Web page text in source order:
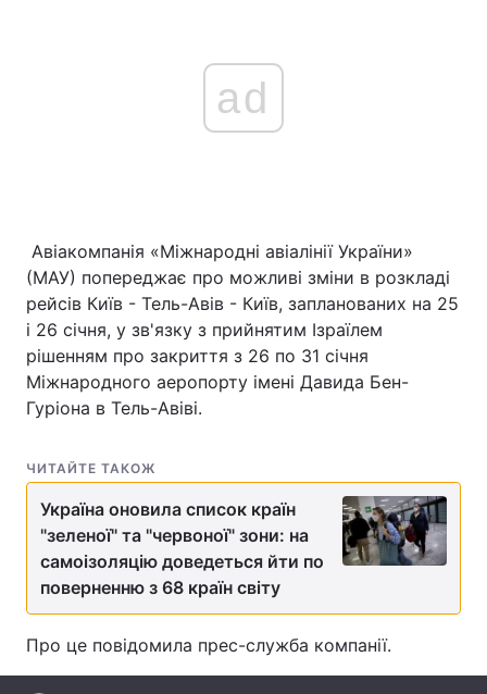
Україна Політика
Економіка
Спорт Наука
Техно і зв'язок
Зброя
Здоров'я Туризм
Цікавинки Погода
Лонгріди
ad
Авіакомпанія «Міжнародні авіалінії України»
(МАУ) попереджає про можливі зміни в розкладі
рейсів Київ - Тель-Авів - Київ, запланованих на 25
і 26 січня, у зв'язку з прийнятим Ізраїлем
рішенням про закриття з 26 по 31 січня
Міжнародного аеропорту імені Давида Бен-
Гуріона в Тель-Авіві.
ЧИТАЙТЕ ТАКОЖ
Україна оновила список країн
"зеленої" та "червоної" зони: на
самоізоляцію доведеться йти по
поверненню з 68 країн світу
Про це повідомила прес-служба компанії.